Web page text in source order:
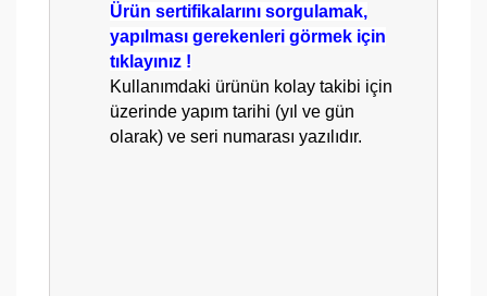
Ürün sertifikalarını sorgulamak,
yapılması gerekenleri görmek için
tıklayınız !
Kullanımdaki ürünün kolay takibi için
üzerinde yapım tarihi (yıl ve gün
olarak) ve seri numarası yazılıdır.